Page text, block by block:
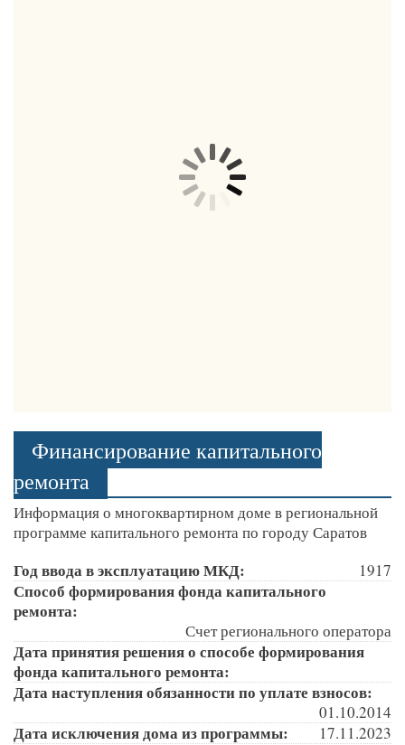
Финансирование капитального
ремонта
Информация о многоквартирном доме в региональной
программе капитального ремонта по городу Саратов
Год ввода в эксплуатацию МКД: 1917
Способ формирования фонда капитального
ремонта:
Счет регионального оператора
Дата принятия решения о способе формирования
фонда капитального ремонта:
Дата наступления обязанности по уплате взносов:
01.10.2014
Дата исключения дома из программы: 17.11.2023